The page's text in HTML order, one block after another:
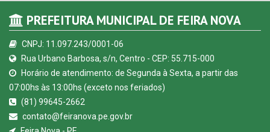
© Copyright 2026 Prefeitura Municipal de Feira Nova | Todos
os direitos reservados